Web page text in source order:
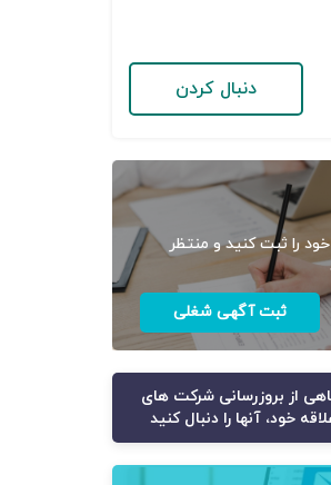
دنبال کردن
را ثبت کنید و منتظر
ثبت آگهی شغلی
از بروزرسانی شرکت های
خود، آنها را دنبال کنید